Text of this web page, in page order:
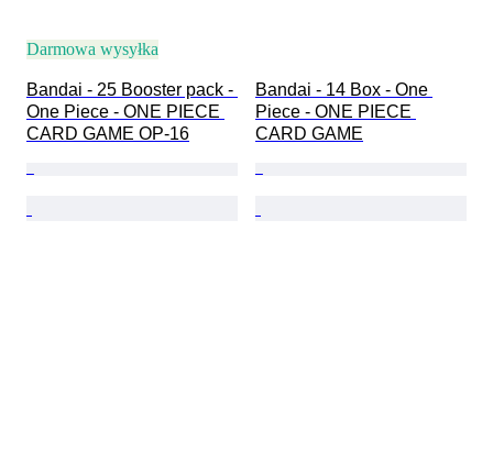
Darmowa wysyłka
Bandai - 25 Booster pack -
One Piece - ONE PIECE
CARD GAME OP-16
Bandai - 14 Box - One
Piece - ONE PIECE
CARD GAME